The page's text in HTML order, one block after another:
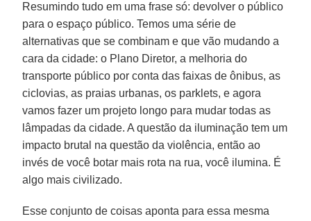
Resumindo tudo em uma frase só: de­volver o público
para o espaço público. Temos uma série de
alternativas que se combinam e que vão mudando a
cara da cidade: o Plano Diretor, a melhoria do
transporte público por conta das faixas de ônibus, as
ciclovias, as praias urba­nas, os parklets, e agora
vamos fazer um projeto longo para mudar todas as
lâm­padas da cidade. A questão da ilumina­ção tem um
impacto brutal na questão da violência, então ao
invés de você bo­tar mais rota na rua, você ilumina. É
al­go mais civilizado.
Esse conjunto de coisas aponta para essa mesma